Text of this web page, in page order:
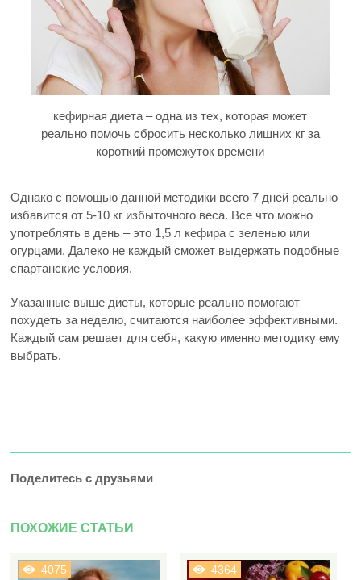
кефирная диета – одна из тех, которая может
реально помочь сбросить несколько лишних кг за
короткий промежуток времени
Однако с помощью данной методики всего 7 дней реально
избавится от 5-10 кг избыточного веса. Все что можно
употреблять в день – это 1,5 л кефира с зеленью или
огурцами. Далеко не каждый сможет выдержать подобные
спартанские условия.
Указанные выше диеты, которые реально помогают
похудеть за неделю, считаются наиболее эффективными.
Каждый сам решает для себя, какую именно методику ему
выбрать.
Поделитесь с друзьями
ПОХОЖИЕ СТАТЬИ
4075 4364